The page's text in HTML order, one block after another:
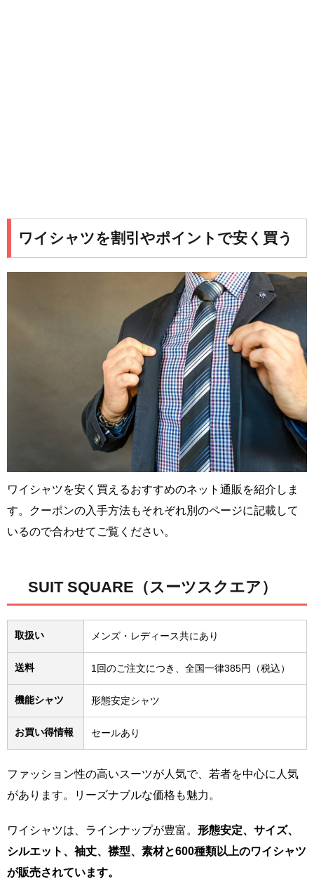
ワイシャツを割引やポイントで安く買う
ワイシャツを安く買えるおすすめのネット通販を紹介しま
す。クーポンの入手方法もそれぞれ別のページに記載して
いるので合わせてご覧ください。
SUIT SQUARE（スーツスクエア）
取扱い メンズ・レディース共にあり
送料 1回のご注文につき、全国一律385円（税込）
機能シャツ 形態安定シャツ
お買い得情報 セールあり
ファッション性の高いスーツが人気で、若者を中心に人気
があります。リーズナブルな価格も魅力。
ワイシャツは、ラインナップが豊富。 形態安定、サイズ、
シルエット、袖丈、襟型、素材と600種類以上のワイシャツ
が販売されています。